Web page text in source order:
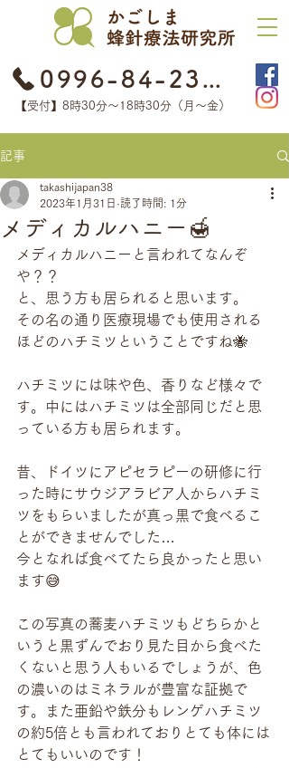
0996-84-2368
【受付】8時30分​〜18時30分（月〜金）
記事
メディカルハニー🍯
takashijapan38
2023年1月31日 読了時間: 1分
メディカルハニーと言われてなんぞ
や？？
と、思う方も居られると思います。
その名の通り医療現場でも使用される
ほどのハチミツということですね🐝
ハチミツには味や色、香りなど様々で
す。中にはハチミツは全部同じだと思
っている方も居られます。
昔、ドイツにアピセラピーの研修に行
った時にサウジアラビア人からハチミ
ツをもらいましたが真っ黒で食べるこ
とができませんでした…
今となれば食べてたら良かったと思い
ます😅
この写真の蕎麦ハチミツもどちらかと
いうと黒ずんでおり見た目から食べた
くないと思う人もいるでしょうが、色
の濃いのはミネラルが豊富な証拠で
す。また亜鉛や鉄分もレンゲハチミツ
の約5倍とも言われておりとても体には
とてもいいのです！